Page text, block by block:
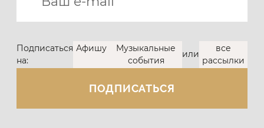
Подписаться
на:
Афишу
Музыкальные
события
или
все
рассылки